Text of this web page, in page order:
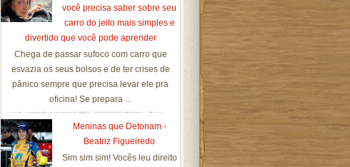
você precisa saber sobre seu
carro do jeito mais simples e
divertido que você pode aprender
Chega de passar sufoco com carro que
esvazia os seus bolsos e de ter crises de
pânico sempre que precisa levar ele pra
oficina! Se prepara ...
Meninas que Detonam -
Beatriz Figueiredo
Sim sim sim! Vocês leu direito